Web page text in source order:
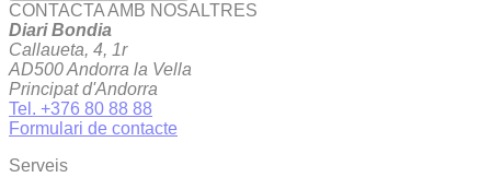
CONTACTA AMB NOSALTRES
Diari Bondia
Callaueta, 4, 1r
AD500 Andorra la Vella
Principat d'Andorra
Tel. +376 80 88 88
Formulari de contacte
Serveis